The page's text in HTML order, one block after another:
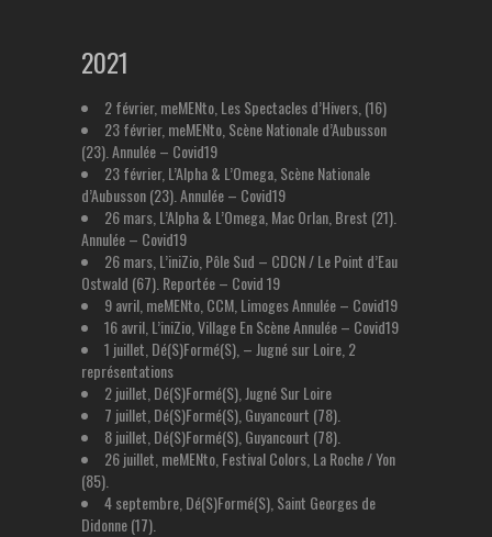
2021
2 février, meMENto, Les Spectacles d’Hivers, (16)
23 février, meMENto, Scène Nationale d’Aubusson
(23). Annulée – Covid19
23 février, L’Alpha & L’Omega, Scène Nationale
d’Aubusson (23). Annulée – Covid19
26 mars, L’Alpha & L’Omega, Mac Orlan, Brest (21).
Annulée – Covid19
26 mars, L’iniZio, Pôle Sud – CDCN / Le Point d’Eau
Ostwald (67). Reportée – Covid 19
9 avril, meMENto, CCM, Limoges Annulée – Covid19
16 avril, L’iniZio, Village En Scène Annulée – Covid19
1 juillet, Dé(S)Formé(S), – Jugné sur Loire, 2
représentations
2 juillet, Dé(S)Formé(S), Jugné Sur Loire
7 juillet, Dé(S)Formé(S), Guyancourt (78).
8 juillet, Dé(S)Formé(S), Guyancourt (78).
26 juillet, meMENto, Festival Colors, La Roche / Yon
(85).
4 septembre, Dé(S)Formé(S), Saint Georges de
Didonne (17).